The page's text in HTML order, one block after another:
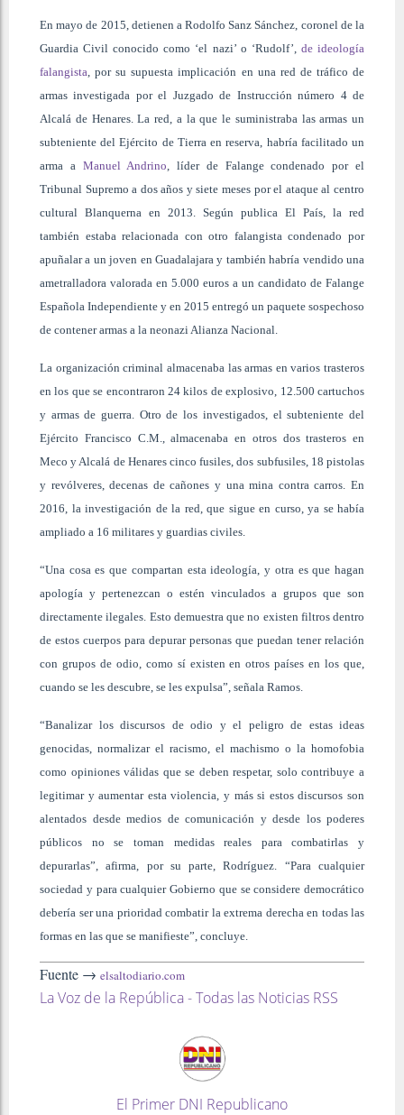
En mayo de 2015, detienen a Rodolfo Sanz Sánchez, coronel de la
Guardia Civil conocido como ‘el nazi’ o ‘Rudolf’, de ideología
falangista, por su supuesta implicación en una red de tráfico de
armas investigada por el Juzgado de Instrucción número 4 de
Alcalá de Henares. La red, a la que le suministraba las armas un
subteniente del Ejército de Tierra en reserva, habría facilitado un
arma a Manuel Andrino, líder de Falange condenado por el
Tribunal Supremo a dos años y siete meses por el ataque al centro
cultural Blanquerna en 2013. Según publica El País, la red
también estaba relacionada con otro falangista condenado por
apuñalar a un joven en Guadalajara y también habría vendido una
ametralladora valorada en 5.000 euros a un candidato de Falange
Española Independiente y en 2015 entregó un paquete sospechoso
de contener armas a la neonazi Alianza Nacional.
La organización criminal almacenaba las armas en varios trasteros
en los que se encontraron 24 kilos de explosivo, 12.500 cartuchos
y armas de guerra. Otro de los investigados, el subteniente del
Ejército Francisco C.M., almacenaba en otros dos trasteros en
Meco y Alcalá de Henares cinco fusiles, dos subfusiles, 18 pistolas
y revólveres, decenas de cañones y una mina contra carros. En
2016, la investigación de la red, que sigue en curso, ya se había
ampliado a 16 militares y guardias civiles.
“Una cosa es que compartan esta ideología, y otra es que hagan
apología y pertenezcan o estén vinculados a grupos que son
directamente ilegales. Esto demuestra que no existen filtros dentro
de estos cuerpos para depurar personas que puedan tener relación
con grupos de odio, como sí existen en otros países en los que,
cuando se les descubre, se les expulsa”, señala Ramos.
“Banalizar los discursos de odio y el peligro de estas ideas
genocidas, normalizar el racismo, el machismo o la homofobia
como opiniones válidas que se deben respetar, solo contribuye a
legitimar y aumentar esta violencia, y más si estos discursos son
alentados desde medios de comunicación y desde los poderes
públicos no se toman medidas reales para combatirlas y
depurarlas”, afirma, por su parte, Rodríguez. “Para cualquier
sociedad y para cualquier Gobierno que se considere democrático
debería ser una prioridad combatir la extrema derecha en todas las
formas en las que se manifieste”, concluye.
Fuente → elsaltodiario.com
La Voz de la República - Todas las Noticias RSS
El Primer DNI Republicano